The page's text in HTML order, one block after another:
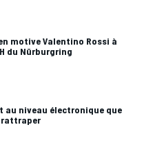
motive Valentino Rossi à
du Nürburgring
au niveau électronique que